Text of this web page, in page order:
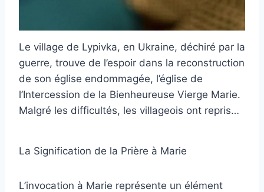
Le village de Lypivka, en Ukraine, déchiré par la
guerre, trouve de l’espoir dans la reconstruction
de son église endommagée, l’église de
l’Intercession de la Bienheureuse Vierge Marie.
Malgré les difficultés, les villageois ont repris…
La Signification de la Prière à Marie
L’invocation à Marie représente un élément